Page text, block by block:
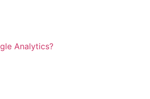
Analytics?